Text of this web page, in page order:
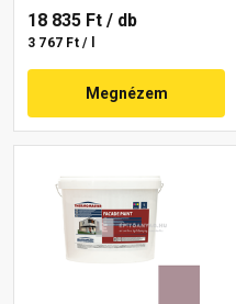
18 835 Ft / db
3 767 Ft / l
Megnézem